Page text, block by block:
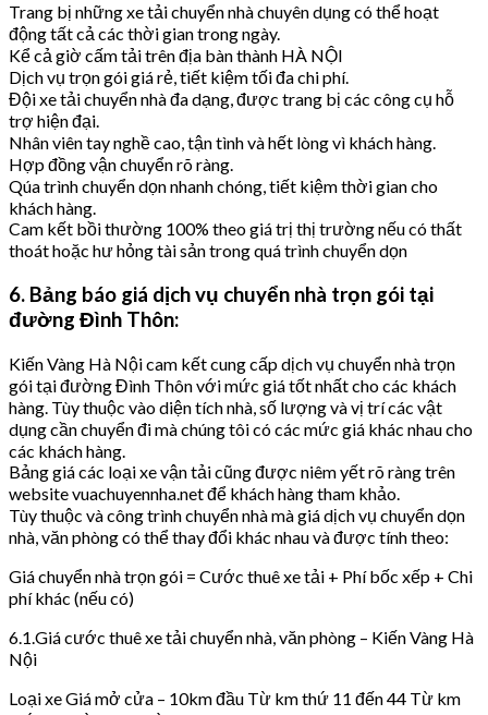
Trang bị những xe tải chuyển nhà chuyên dụng có thể hoạt
động tất cả các thời gian trong ngày.
Kể cả giờ cấm tải trên địa bàn thành HÀ NỘI
Dịch vụ trọn gói giá rẻ, tiết kiệm tối đa chi phí.
Đội xe tải chuyển nhà đa dạng, được trang bị các công cụ hỗ
trợ hiện đại.
Nhân viên tay nghề cao, tận tình và hết lòng vì khách hàng.
Hợp đồng vận chuyển rõ ràng.
Qúa trình chuyển dọn nhanh chóng, tiết kiệm thời gian cho
khách hàng.
Cam kết bồi thường 100% theo giá trị thị trường nếu có thất
thoát hoặc hư hỏng tài sản trong quá trình chuyển dọn
6. Bảng báo giá dịch vụ chuyển nhà trọn gói tại
đường Đình Thôn:
Kiến Vàng Hà Nội cam kết cung cấp dịch vụ chuyển nhà trọn
gói tại đường Đình Thôn với mức giá tốt nhất cho các khách
hàng. Tùy thuộc vào diện tích nhà, số lượng và vị trí các vật
dụng cần chuyển đi mà chúng tôi có các mức giá khác nhau cho
các khách hàng.
Bảng giá các loại xe vận tải cũng được niêm yết rõ ràng trên
website vuachuyennha.net để khách hàng tham khảo.
Tùy thuộc và công trình chuyển nhà mà giá dịch vụ chuyển dọn
nhà, văn phòng có thể thay đổi khác nhau và được tính theo:
Giá chuyển nhà trọn gói = Cước thuê xe tải + Phí bốc xếp + Chi
phí khác (nếu có)
6.1.Giá cước thuê xe tải chuyển nhà, văn phòng – Kiến Vàng Hà
Nội
Loại xe Giá mở cửa – 10km đầu Từ km thứ 11 đến 44 Từ km